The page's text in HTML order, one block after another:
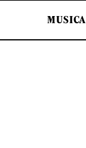
MUSICA